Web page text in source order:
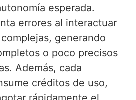
esperada.
errores al interactuar
generando
o poco precisos
Además, cada
créditos de uso,